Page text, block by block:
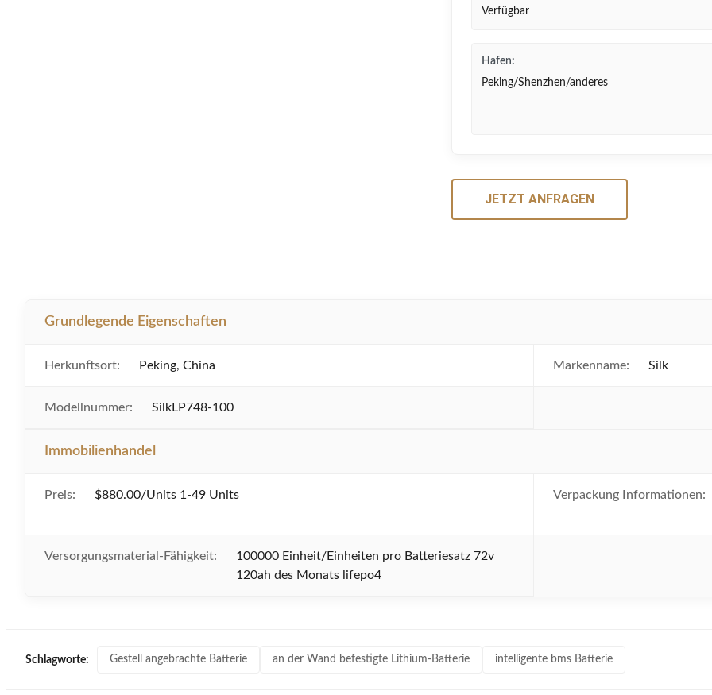
Verfügbar
Hafen:
Peking/Shenzhen/anderes
JETZT ANFRAGEN
Grundlegende Eigenschaften
Herkunftsort: Peking, China Markenname: Silk
Modellnummer: SilkLP748-100
Immobilienhandel
Preis: $880.00/Units 1-49 Units Verpackung Informationen:
Versorgungsmaterial-Fähigkeit:
100000 Einheit/Einheiten pro Batteriesatz 72v
120ah des Monats lifepo4
Schlagworte: Gestell angebrachte Batterie an der Wand befestigte Lithium-Batterie intelligente bms Batterie